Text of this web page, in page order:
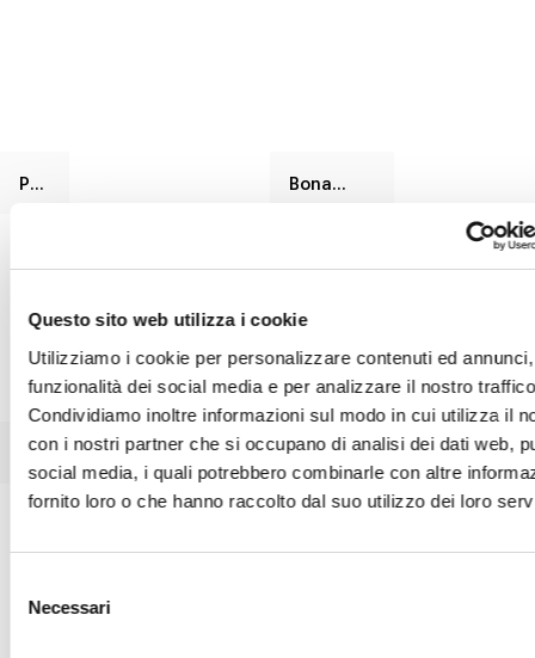
Questo sito web utilizza i cookie
Utilizziamo i cookie per personalizzare contenuti ed
funzionalità dei social media e per analizzare il nostro
Condividiamo inoltre informazioni sul modo in cui utilizza il
con i nostri partner che si occupano di analisi dei dati web,
social media, i quali potrebbero combinarle con altre
fornito loro o che hanno raccolto dal suo utilizzo dei loro
delNecessari
Phil Bonamour
Olos bergère Neuilly lounge